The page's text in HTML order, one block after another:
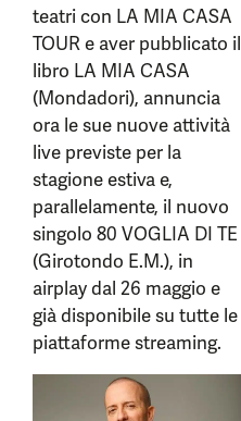
teatri con LA MIA CASA
TOUR e aver pubblicato il
libro LA MIA CASA
(Mondadori), annuncia
ora le sue nuove attività
live previste per la
stagione estiva e,
parallelamente, il nuovo
singolo 80 VOGLIA DI TE
(Girotondo E.M.), in
airplay dal 26 maggio e
già disponibile su tutte le
piattaforme streaming.